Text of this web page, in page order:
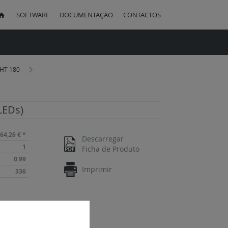
SOFTWARE DOCUMENTAÇÃO CONTACTOS
180
64,26 € *
1
0.99
336
Descarregar
Ficha de Produto
Imprimir